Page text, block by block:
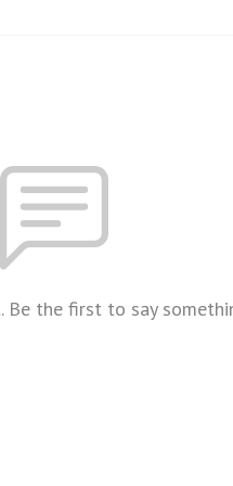
Be the first to say